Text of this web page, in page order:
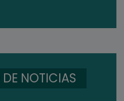
NOTICIAS